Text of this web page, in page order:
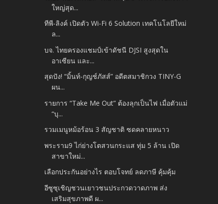
ใหญ่สุด...
ทีพี-ลิงค์ เปิดตัว Wi-Fi 6 Solution เทคโนโลยีใหม่
ล...
บจ. ไทยครองแชมป์เข้าดัชนี DJSI สูงสุดใน
อาเซียน และ...
สุดปัง! “มิ้นท์-กุญช์ภัสส์” อดีตสมาชิกวง TINY-G
ผน...
รายการ “Take Me Out” ต้องลุกเป็นไฟ เมื่อตัวแม่
“บุ...
รวมเมนูหม้อร้อน 3 สัญชาติ ซดคลายหนาว
พระราม9 ไก่ย่างโตสวนกระแส ทุ่ม 5 ล้าน เปิด
สาขาใหม่...
เลือกประกันอย่างไร ตอบโจทย์ ลดภาษี คุ้มคุ้ม
อีซูซุเชิญชวนเยาวชนประกวดวาดภาพ ส่ง
เสริมสุขภาพดี ผ...